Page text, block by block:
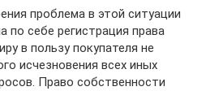
проблема в этой ситуации
по себе регистрация права
в пользу покупателя не
исчезновения всех иных
Право собственности